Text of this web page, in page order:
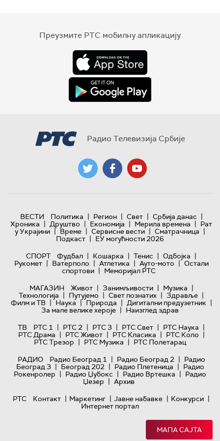
Преузмите РТС мобилну апликацију
Радио Телевизија Србије
ВЕСТИ Политика | Регион | Свет | Србија данас |
Хроника | Друштво | Економија | Мерила времена | Рат
у Украјини | Време | Сервисне вести | Сматрачница |
Подкаст | ЕУ могућности 2026
СПОРТ
Фудбал | Кошарка | Тенис | Одбојка |
Рукомет | Ватерполо | Атлетика | Ауто-мото | Остали
спортови | Меморијал РТС
МАГАЗИН
Живот | Занимљивости | Музика |
Технологијa | Путујемо | Свет познатих | Здравље |
Филм и ТВ | Наука | Природа | Дигитални предузетник |
За мале велике хероје | Наизглед здрав
ТВ
РТС 1 | РТС 2 | РТС 3 | РТС Свет | РТС Наука |
РТС Драма | РТС Живот | РТС Класика | РТС Коло |
РТС Трезор | РТС Музика | РТС Полетарац
РАДИО
Радио Београд 1 | Радио Београд 2 | Радио
Београд 3 | Београд 202 | Радио Плетеница | Радио
Рокенролер | Радио Џубокс | Радио Вртешка | Радио
Џезер | Архив
РТС
Контакт | Маркетинг | Јавне набавке | Конкурси |
Интернет портал
МАПА САЈТА